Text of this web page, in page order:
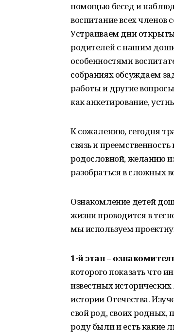
помощью бесед и
воспитание всех членов
Устраиваем дни
родителей с нашим
особенностями
собраниях обсуждаем
работы и другие
как анкетирование,
К сожалению, сегодня
связь и
родословной, желанию
разобраться в сложных
Ознакомление детей
жизни проводится в
мы используем
1-й этап –
которого показать что
известных
истории Отечества.
свой род, своих родных,
роду были и есть какие